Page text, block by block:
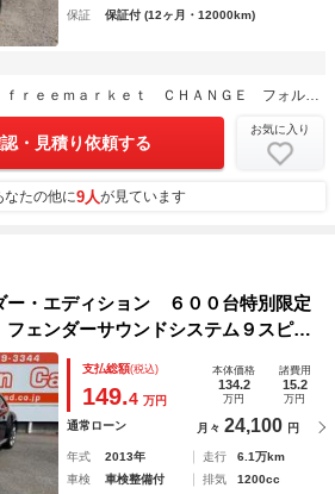
保証
保証付 (12ヶ月・12000km)
ｃａｒ ｆｒｅｅｍａｒｋｅｔ ＣＨＡＮＧＥ フォルクスワーゲンこだわりのお店 東大阪店 ８ＳＴＡＲ（株）
・見積り依頼する
お気に入り
なたの他に9人が見ています
・エディション ６００台特別限定
ェンダーサウンドシステム９スピー
ーフ １８インチ専用ＡＷ ウッド
支払総額(税込)
149.4 万円
本体価格
134.2
万円
諸費用
15.2
万円
通常ローン 月々 24,100 円
年式 2013年 走行
6.1万km
車検
車検整備付 排気
1200cc